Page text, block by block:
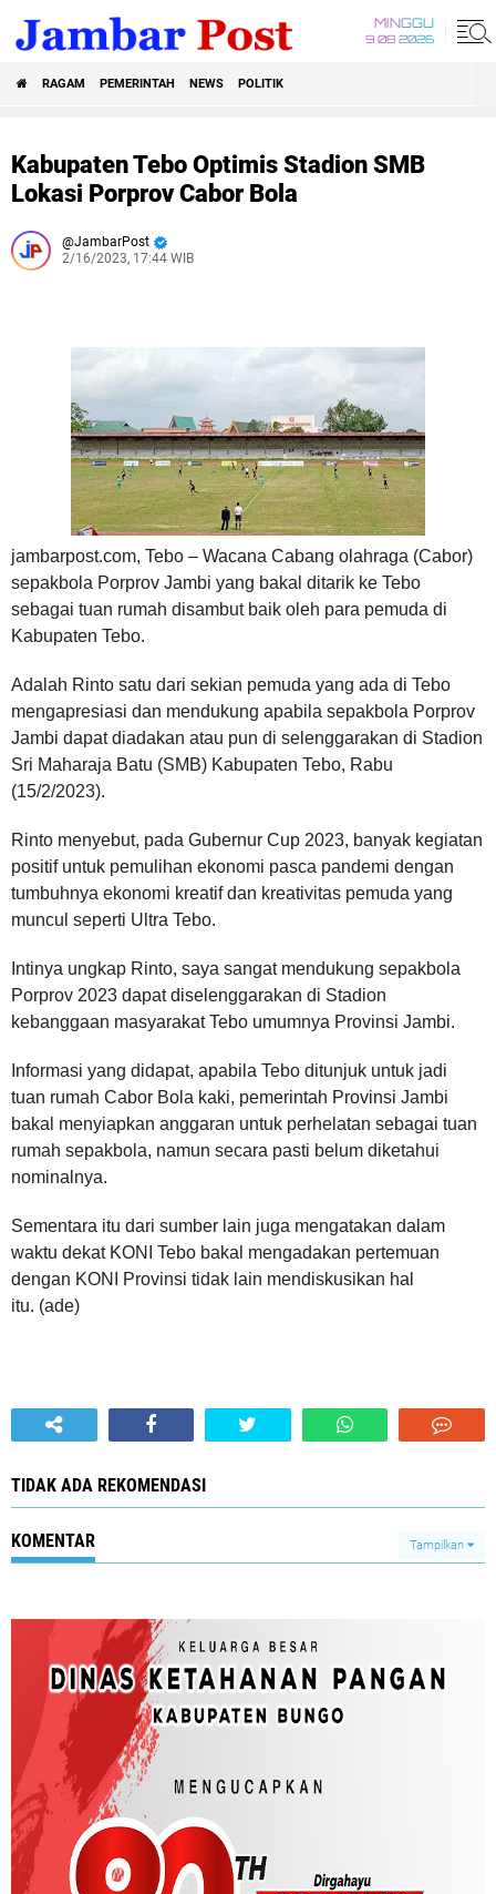
MINGGU
9 08 2026
RAGAM PEMERINTAH NEWS POLITIK
Kabupaten Tebo Optimis Stadion SMB
Lokasi Porprov Cabor Bola
JambarPost
2/16/2023, 17:44 WIB
jambarpost.com, Tebo – Wacana Cabang olahraga (Cabor)
sepakbola Porprov Jambi yang bakal ditarik ke Tebo
sebagai tuan rumah disambut baik oleh para pemuda di
Kabupaten Tebo.
Adalah Rinto satu dari sekian pemuda yang ada di Tebo
mengapresiasi dan mendukung apabila sepakbola Porprov
Jambi dapat diadakan atau pun di selenggarakan di Stadion
Sri Maharaja Batu (SMB) Kabupaten Tebo, Rabu
(15/2/2023).
Rinto menyebut, pada Gubernur Cup 2023, banyak kegiatan
positif untuk pemulihan ekonomi pasca pandemi dengan
tumbuhnya ekonomi kreatif dan kreativitas pemuda yang
muncul seperti Ultra Tebo.
Intinya ungkap Rinto, saya sangat mendukung sepakbola
Porprov 2023 dapat diselenggarakan di Stadion
kebanggaan masyarakat Tebo umumnya Provinsi Jambi.
Informasi yang didapat, apabila Tebo ditunjuk untuk jadi
tuan rumah Cabor Bola kaki, pemerintah Provinsi Jambi
bakal menyiapkan anggaran untuk perhelatan sebagai tuan
rumah sepakbola, namun secara pasti belum diketahui
nominalnya.
Sementara itu dari sumber lain juga mengatakan dalam
waktu dekat KONI Tebo bakal mengadakan pertemuan
dengan KONI Provinsi tidak lain mendiskusikan hal
itu. (ade)
TIDAK ADA REKOMENDASI
KOMENTAR Tampilkan